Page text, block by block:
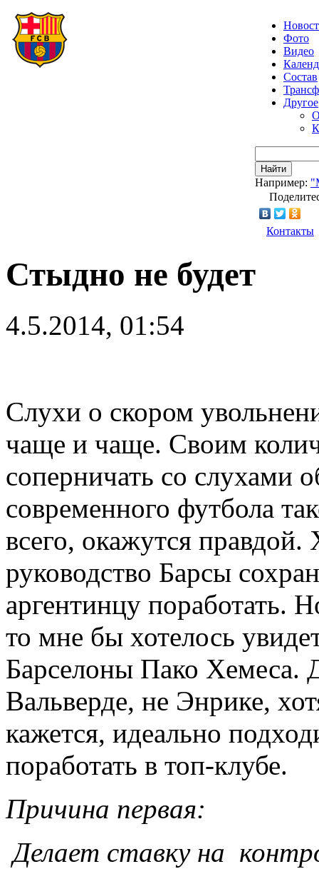
Фото
Видео
Состав
Другое
Найти
Например:
Контакты
Стыдно не будет
4.5.2014, 01:54
Слухи о скором
чаще и чаще. Своим
соперничать со слухами
современного футбола
всего, окажутся правдой.
руководство Барсы
аргентинцу поработать.
то мне бы хотелось
Барселоны Пако
Вальверде, не Энрике,
кажется, идеально
поработать в топ-клубе.
Причина первая:
Делает ставку на